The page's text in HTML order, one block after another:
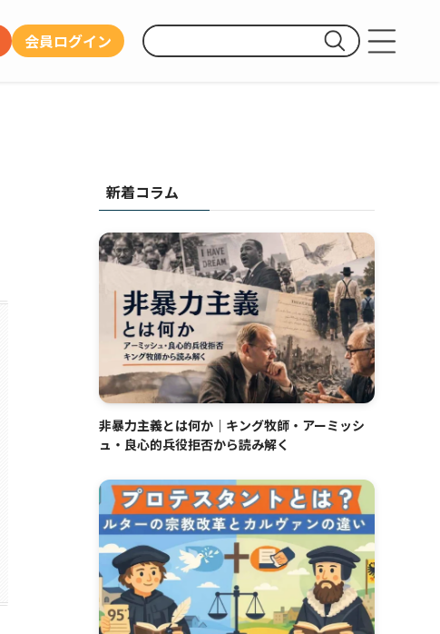
プライバシーポリシー
会員ログイン
新着コラム
非暴力主義とは何か｜キング牧師・アーミッシ
ュ・良心的兵役拒否から読み解く